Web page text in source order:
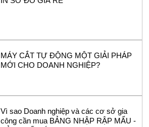
MỚI CHO DOANH NGHIỆP?
công cần mua BẢNG NHẬP RẬP MẨU -
BẢNG SỐ HÓA?